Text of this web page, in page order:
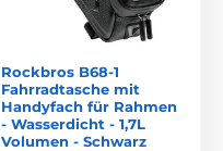
Rockbros B68-1
Fahrradtasche mit
Handyfach für Rahmen
- Wasserdicht - 1,7L
Volumen - Schwarz